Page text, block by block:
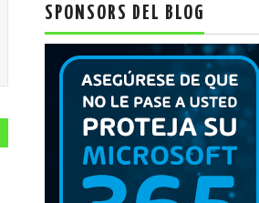
SPONSORS DEL BLOG